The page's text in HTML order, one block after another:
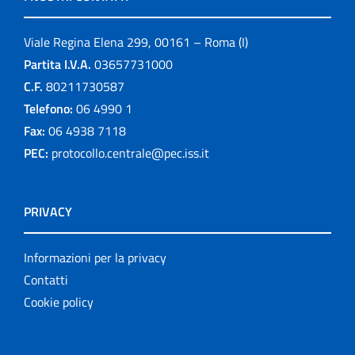
Viale Regina Elena 299, 00161 – Roma (I)
Partita I.V.A. 03657731000
C.F. 80211730587
Telefono: 06 4990 1
Fax: 06 4938 7118
PEC: protocollo.centrale@pec.iss.it
PRIVACY
Informazioni per la privacy
Contatti
Cookie policy